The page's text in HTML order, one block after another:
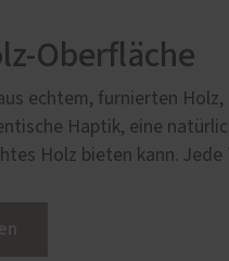
Oberfläche
echtem, furnierten
Haptik, eine
Holz bieten kann. Jede